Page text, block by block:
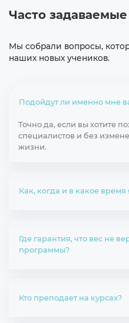
Часто
Мы собрали вопросы,
наших новых учеников.
Подойдут ли именно мне
Точно да, если вы хотите
специалистов и без
жизни.
Как, когда и в какое время
Где гарантия, что вес не
программы?
Кто преподает на курсах?